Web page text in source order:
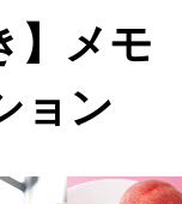
】メモ
ョン